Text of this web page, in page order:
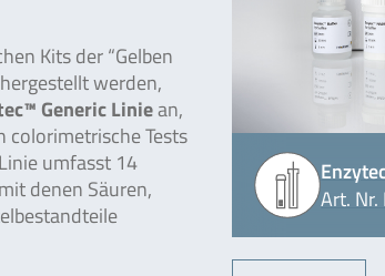
Art.
Kits der “Gelben
werden,
Generic Liniean,
colorimetrische Tests
umfasst 14
denen Säuren,